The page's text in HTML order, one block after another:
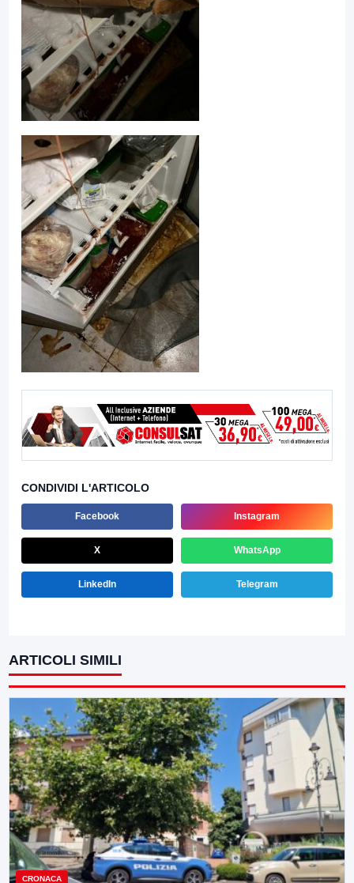
CONDIVIDI L'ARTICOLO
Facebook Instagram
X WhatsApp
LinkedIn Telegram
ARTICOLI SIMILI
CRONACA